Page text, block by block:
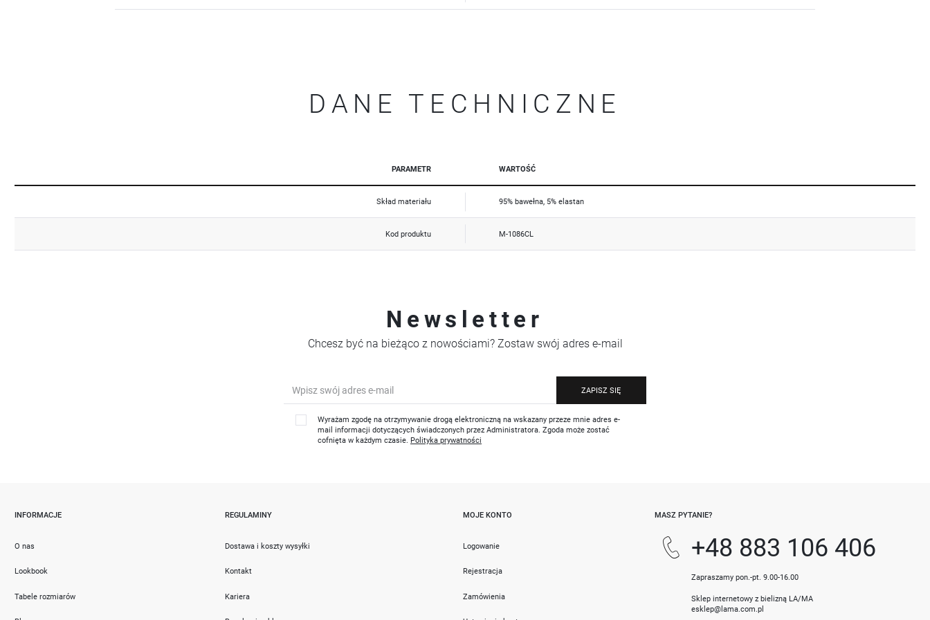
DANE TECHNICZNE
PARAMETR WARTOŚĆ
Skład materiału 95% bawełna, 5% elastan
Kod produktu M-1086CL
Newsletter
Chcesz być na bieżąco z nowościami? Zostaw swój adres e-mail
ZAPISZ SIĘ
Wyrażam zgodę na otrzymywanie drogą elektroniczną na wskazany przeze mnie adres e-
mail informacji dotyczących świadczonych przez Administratora. Zgoda może zostać
cofnięta w każdym czasie. Polityka prywatności
INFORMACJE
O nas
Lookbook
Tabele rozmiarów
REGULAMINY
Dostawa i koszty wysyłki
Kontakt
Kariera
MOJE KONTO
Logowanie
Rejestracja
Zamówienia
MASZ PYTANIE?
+48 883 106 406
Zapraszamy pon.-pt. 9.00-16.00
Sklep internetowy z bielizną LA/MA
esklep@lama.com.pl